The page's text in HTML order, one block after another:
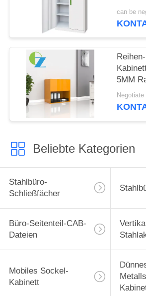
Reihen-
5MM
Regal-
Beliebte Kategorien
Stahlbüro-
Schließfächer
Büro-Seitenteil-CAB-
Dateien
Mobiles Sockel-
Kabinett